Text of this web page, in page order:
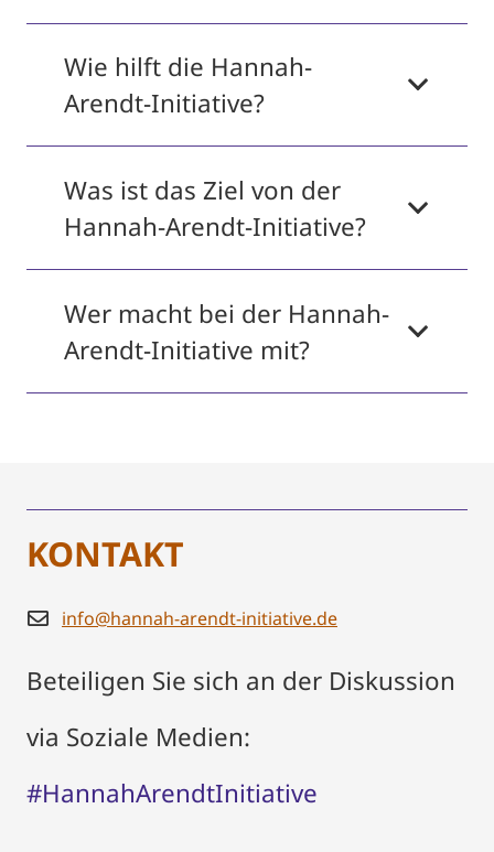
Wie hilft die Hannah-
Arendt-Initiative?
Was ist das Ziel von der
Hannah-Arendt-Initiative?
Wer macht bei der Hannah-
Arendt-Initiative mit?
KONTAKT
info@hannah-arendt-initiative.de
Beteiligen Sie sich an der Diskussion
via Soziale Medien:
#HannahArendtInitiative